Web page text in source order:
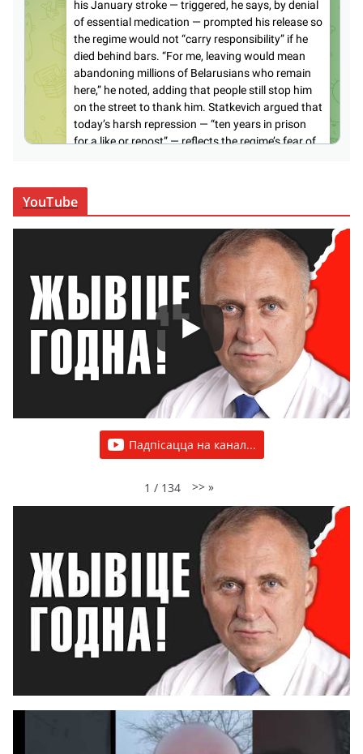
YouTube
Падпісацца на канал...
1 / 134 >> »